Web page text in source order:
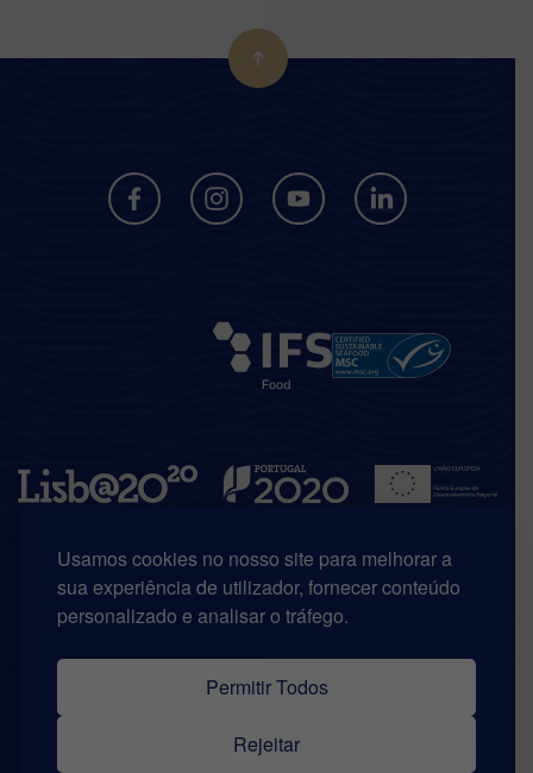
Usamos cookies no nosso site para melhorar a
sua experiência de utilizador, fornecer conteúdo
personalizado e analisar o tráfego.
Permitir Todos
Rejeitar
© Copyright 2026 | Riberalves. Todos os direitos reservados.